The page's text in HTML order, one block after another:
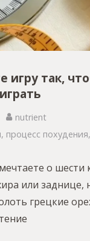
игру так,
nutrient
, процесс похудения,
о шести
или заднице,
грецкие